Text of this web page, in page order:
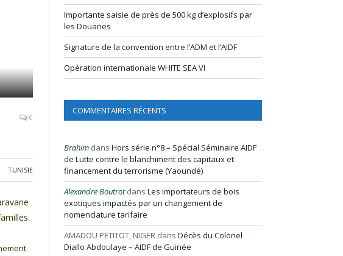
0
TUNISIE
Importante saisie de près de 500 kg d’explosifs par
les Douanes
Signature de la convention entre l’ADM et l’AIDF
Opération internationale WHITE SEA VI
COMMENTAIRES RÉCENTS
Brahim dans Hors série n°8 – Spécial Séminaire AIDF
de Lutte contre le blanchiment des capitaux et
financement du terrorisme (Yaoundé)
Alexandre Boutrotdans Les importateurs de bois
exotiques impactés par un changement de
nomenclature tarifaire
AMADOU PETITOT, NIGER dans Décès du Colonel
Diallo Abdoulaye – AIDF de Guinée